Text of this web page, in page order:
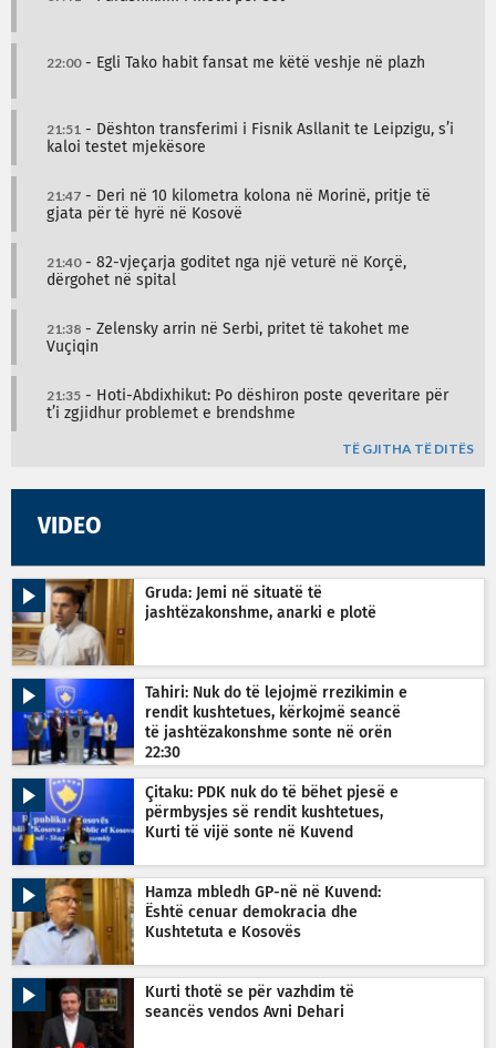
22:00- Egli Tako habit fansat me këtë veshje në plazh
21:51 - Dështon transferimi i Fisnik Asllanit te Leipzigu, s’i
kaloi testet mjekësore
21:47 - Deri në 10 kilometra kolona në Morinë, pritje të
gjata për të hyrë në Kosovë
21:40- 82-vjeçarja goditet nga një veturë në Korçë,
dërgohet në spital
21:38 - Zelensky arrin në Serbi, pritet të takohet me
Vuçiqin
21:35 - Hoti-Abdixhikut: Po dëshiron poste qeveritare për
t’i zgjidhur problemet e brendshme
TË GJITHA TË DITËS
VIDEO
Gruda: Jemi në situatë të
jashtëzakonshme, anarki e plotë
Tahiri: Nuk do të lejojmë rrezikimin e
rendit kushtetues, kërkojmë seancë
të jashtëzakonshme sonte në orën
22:30
Çitaku: PDK nuk do të bëhet pjesë e
përmbysjes së rendit kushtetues,
Kurti të vijë sonte në Kuvend
Hamza mbledh GP-në në Kuvend:
Është cenuar demokracia dhe
Kushtetuta e Kosovës
Kurti thotë se për vazhdim të
seancës vendos Avni Dehari